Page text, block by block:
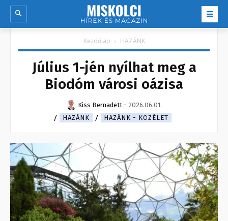
Kezdőlap HAZÁNK
Július 1-jén nyílhat meg a
Biodóm városi oázisa
Kiss Bernadett - 2026.06.01.
HAZÁNK
HAZÁNK - KÖZÉLET